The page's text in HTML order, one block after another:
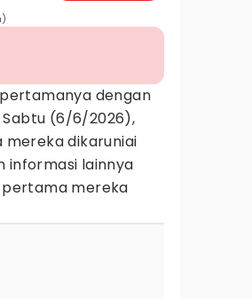
dengan
(6/6/2026),
dikaruniai
informasi lainnya
pertama mereka